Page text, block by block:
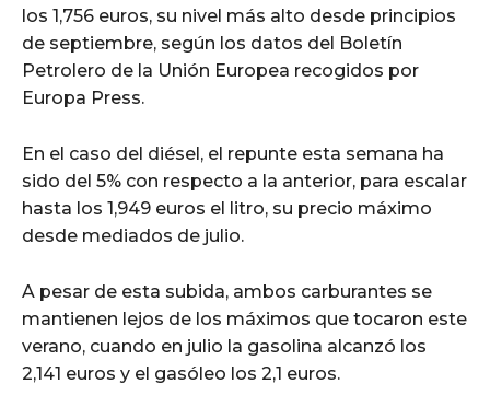
los 1,756 euros, su nivel más alto desde principios
de septiembre, según los datos del Boletín
Petrolero de la Unión Europea recogidos por
Europa Press.
En el caso del diésel, el repunte esta semana ha
sido del 5% con respecto a la anterior, para escalar
hasta los 1,949 euros el litro, su precio máximo
desde mediados de julio.
A pesar de esta subida, ambos carburantes se
mantienen lejos de los máximos que tocaron este
verano, cuando en julio la gasolina alcanzó los
2,141 euros y el gasóleo los 2,1 euros.